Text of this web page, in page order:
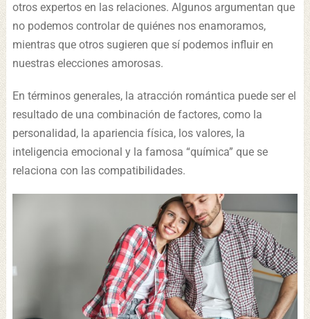
otros expertos en las relaciones. Algunos argumentan que
no podemos controlar de quiénes nos enamoramos,
mientras que otros sugieren que sí podemos influir en
nuestras elecciones amorosas.
En términos generales, la atracción romántica puede ser el
resultado de una combinación de factores, como la
personalidad, la apariencia física, los valores, la
inteligencia emocional y la famosa “química” que se
relaciona con las compatibilidades.